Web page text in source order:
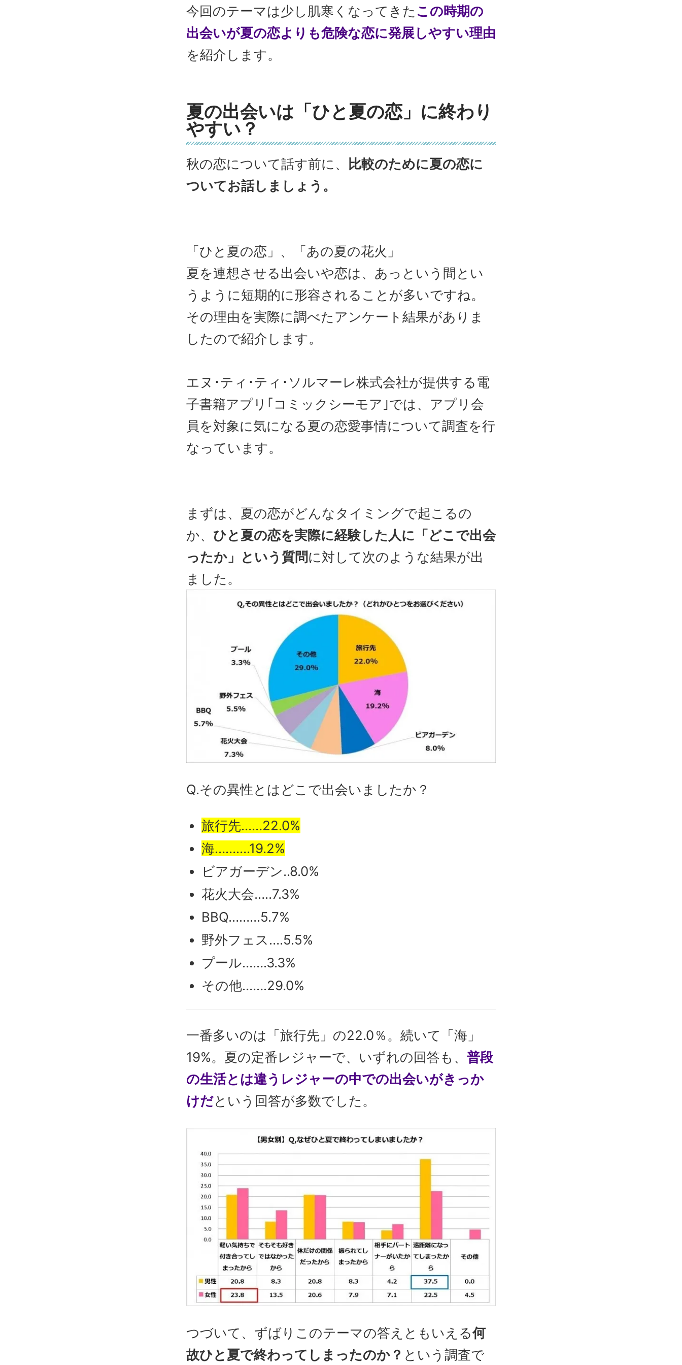
今回のテーマは少し肌寒くなってきた この時期の
出会いが夏の恋よりも危険な恋に発展しやすい理由
を紹介します。
夏の出会いは「ひと夏の恋」に終わり
やすい？
秋の恋について話す前に、
比較のために夏の恋に
ついてお話しましょう。
「ひと夏の恋」、「あの夏の花火」
夏を連想させる出会いや恋は、あっという間とい
うように短期的に形容されることが多いですね。
その理由を実際に調べたアンケート結果がありま
したので紹介します。
エヌ･ティ･ティ･ソルマーレ株式会社が提供する電
子書籍アプリ｢コミックシーモア｣では、アプリ会
員を対象に気になる夏の恋愛事情について調査を行
なっています。
まずは、夏の恋がどんなタイミングで起こるの
か、 ひと夏の恋を実際に経験した人に「どこで出会
ったか」という質問に対して次のような結果が出
ました。
Q.その異性とはどこで出会いましたか？
旅行先……22.0%
海……….19.2%
ビアガーデン..8.0%
花火大会…..7.3%
BBQ………5.7%
野外フェス….5.5%
プール…….3.3%
その他…….29.0%
一番多いのは「旅行先」の22.0％。続いて「海」
19%。夏の定番レジャーで、いずれの回答も、 普段
の生活とは違うレジャーの中での出会いがきっか
けだという回答が多数でした。
つづいて、ずばりこのテーマの答えともいえる何
故ひと夏で終わってしまったのか？ という調査で